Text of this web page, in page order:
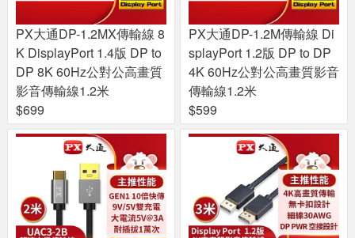
PX大通DP-1.2MX傳輸線 8
K DisplayPort 1.4版 DP to
DP 8K 60Hz公對公高畫質
影音傳輸線1.2米
$699
PX大通DP-1.2M傳輸線 Di
splayPort 1.2版 DP to DP
4K 60Hz公對公高畫質影音
傳輸線1.2米
$599